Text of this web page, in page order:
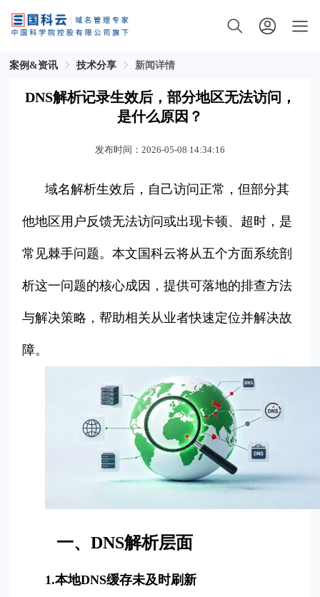
案例&资讯 技术分享 新闻详情
DNS解析记录生效后，部分地区无法访问，
是什么原因？
发布时间：2026-05-08 14:34:16
域名解析生效后，自己访问正常，但部分其
他地区用户反馈无法访问或出现卡顿、超时，是
常见棘手问题。本文国科云将从五个方面系统剖
析这一问题的核心成因，提供可落地的排查方法
与解决策略，帮助相关从业者快速定位并解决故
障。
一、DNS解析层面
1.本地DNS缓存未及时刷新